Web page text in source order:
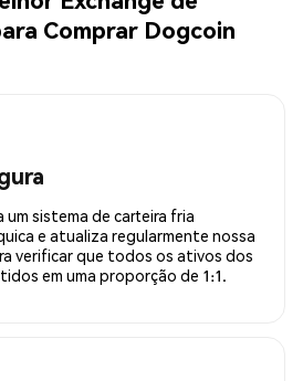
Comprar Dogcoin
um sistema de carteira fria
e atualiza regularmente nossa
verificar que todos os ativos dos
em uma proporção de 1:1.